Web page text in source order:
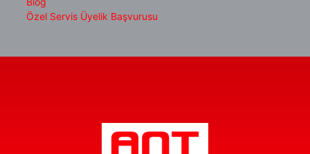
Özel Servis Üyelik Başvurusu